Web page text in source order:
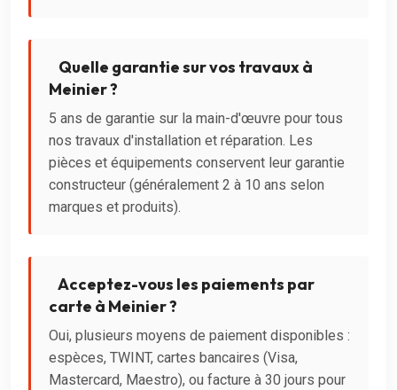
Quelle garantie sur vos travaux à
Meinier ?
5 ans de garantie sur la main-d'œuvre pour tous
nos travaux d'installation et réparation. Les
pièces et équipements conservent leur garantie
constructeur (généralement 2 à 10 ans selon
marques et produits).
Acceptez-vous les paiements par
carte à Meinier ?
Oui, plusieurs moyens de paiement disponibles :
espèces, TWINT, cartes bancaires (Visa,
Mastercard, Maestro), ou facture à 30 jours pour